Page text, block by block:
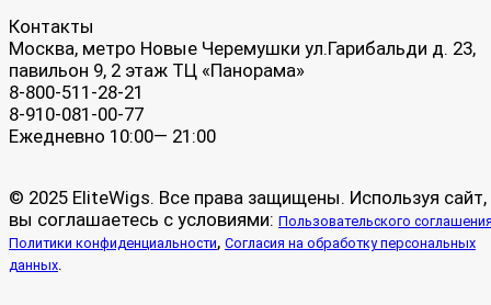
Контакты
Москва, метро Новые Черемушки ул.Гарибальди д. 23,
павильон 9, 2 этаж ТЦ «Панорама»
8-800-511-28-21
8-910-081-00-77
Ежедневно 10:00— 21:00
© 2025 EliteWigs. Все права защищены. Используя сайт,
вы соглашаетесь с условиями: Пользовательского
Политики конфиденциальности, Согласия на обработку персональных
данных.